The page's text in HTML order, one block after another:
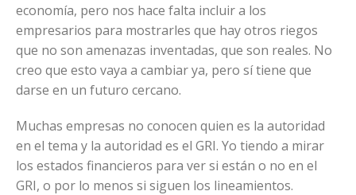
economía, pero nos hace falta incluir a los
empresarios para mostrarles que hay otros riegos
que no son amenazas inventadas, que son reales. No
creo que esto vaya a cambiar ya, pero sí tiene que
darse en un futuro cercano.
Muchas empresas no conocen quien es la autoridad
en el tema y la autoridad es el GRI. Yo tiendo a mirar
los estados financieros para ver si están o no en el
GRI, o por lo menos si siguen los lineamientos.